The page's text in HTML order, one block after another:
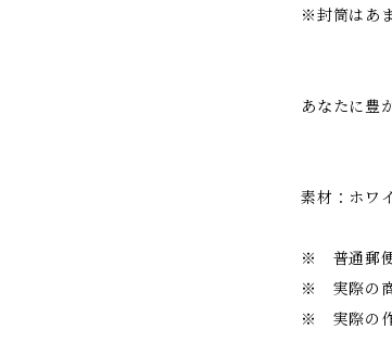
※封筒はあ
あなたに豊
素材：ホワ
※ 普通郵便
※ 実際の商
※ 実際の作